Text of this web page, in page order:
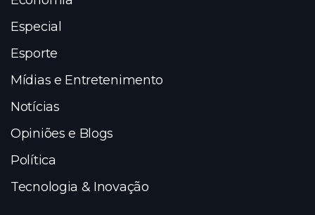
Especial
Esporte
Mídias e Entretenimento
Notícias
Opiniões e Blogs
Política
Tecnologia & Inovação